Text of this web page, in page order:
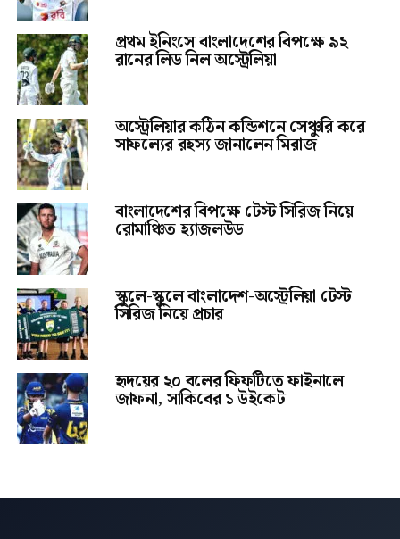
প্রথম ইনিংসে বাংলাদেশের বিপক্ষে ৯২
রানের লিড নিল অস্ট্রেলিয়া
অস্ট্রেলিয়ার কঠিন কন্ডিশনে সেঞ্চুরি করে
সাফল্যের রহস্য জানালেন মিরাজ
বাংলাদেশের বিপক্ষে টেস্ট সিরিজ নিয়ে
রোমাঞ্চিত হ্যাজলউড
স্কুলে-স্কুলে বাংলাদেশ-অস্ট্রেলিয়া টেস্ট
সিরিজ নিয়ে প্রচার
হৃদয়ের ২০ বলের ফিফটিতে ফাইনালে
জাফনা, সাকিবের ১ উইকেট